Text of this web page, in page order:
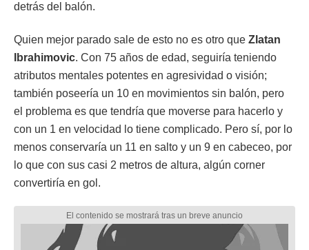
detrás del balón.
Quien mejor parado sale de esto no es otro que Zlatan
Ibrahimovic. Con 75 años de edad, seguiría teniendo
atributos mentales potentes en agresividad o visión;
también poseería un 10 en movimientos sin balón, pero
el problema es que tendría que moverse para hacerlo y
con un 1 en velocidad lo tiene complicado. Pero sí, por lo
menos conservaría un 11 en salto y un 9 en cabeceo, por
lo que con sus casi 2 metros de altura, algún corner
convertiría en gol.